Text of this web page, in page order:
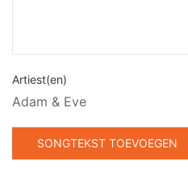
Artiest(en)
Adam & Eve
SONGTEKST TOEVOEGEN